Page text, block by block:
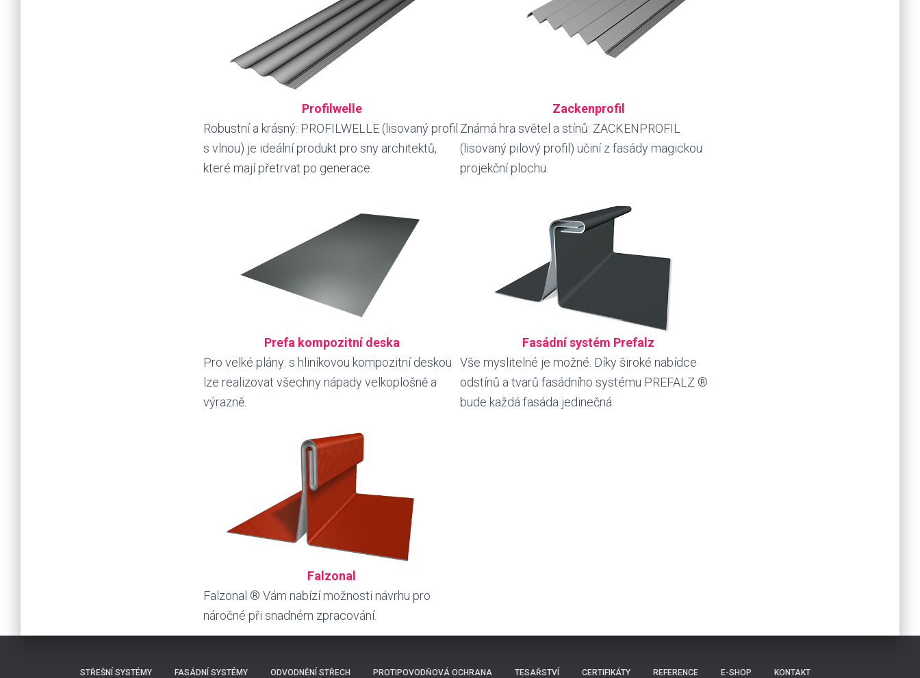
Profilwelle
Robustní a krásný: PROFILWELLE (lisovaný profil
s vlnou) je ideální produkt pro sny architektů,
které mají přetrvat po generace.
Zackenprofil
Známá hra světel a stínů: ZACKENPROFIL
(lisovaný pilový profil) učiní z fasády magickou
projekční plochu.
Prefa kompozitní deska
Pro velké plány: s hliníkovou kompozitní deskou
lze realizovat všechny nápady velkoplošně a
výrazně.
Fasádní systém Prefalz
Vše myslitelné je možné. Díky široké nabídce
odstínů a tvarů fasádního systému PREFALZ ®
bude každá fasáda jedinečná.
Falzonal
Falzonal ® Vám nabízí možnosti návrhu pro
náročné při snadném zpracování.
STŘEŠNÍ SYSTÉMY FASÁDNÍ SYSTÉMY ODVODNĚNÍ STŘECH PROTIPOVODŇOVÁ OCHRANA TESAŘSTVÍ CERTIFIKÁTY REFERENCE E-SHOP KONTAKT